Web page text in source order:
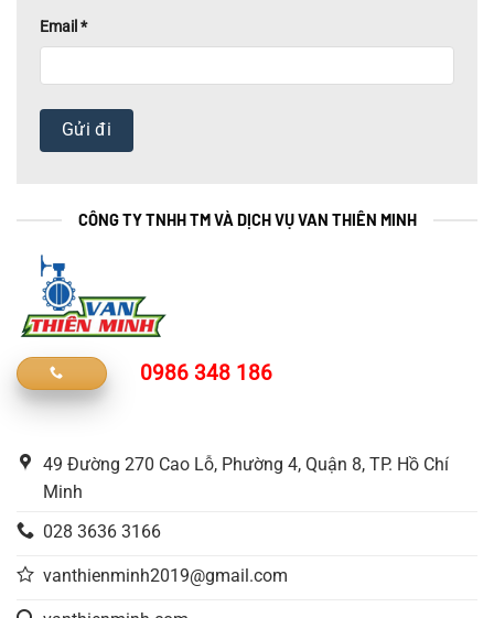
Email*
CÔNG TY TNHH TM VÀ DỊCH VỤ VAN THIÊN MINH
0986 348 186
49 Đường 270 Cao Lỗ, Phường 4, Quận 8, TP. Hồ Chí
Minh
028 3636 3166
vanthienminh2019@gmail.com